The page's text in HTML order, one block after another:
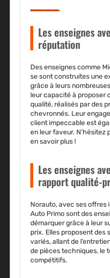
Les enseignes
réputation
Des enseignes comme
se sont construites une
grâce à leurs
leur capacité à proposer
qualité, réalisés par des
chevronnés. Leur
client impeccable est
en leur faveur. N’hésitez
en savoir plus !
Les enseignes
rapport qualité-
Norauto, avec ses offres
Auto Primo sont des
démarquer grâce à leur
prix. Elles proposent des
variés, allant de
de pièces techniques, le
compétitifs.